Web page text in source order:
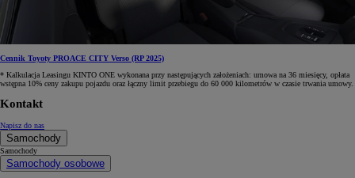
Cennik Toyoty PROACE CITY Verso (RP 2025)
* Kalkulacja Leasingu KINTO ONE wykonana przy następujących założeniach: umowa na 36 miesięcy, opłata
wstępna 10% ceny zakupu pojazdu oraz łączny limit przebiegu do 60 000 kilometrów w czasie trwania umowy.
Kontakt
Napisz do nas
Samochody
Samochody
Samochody osobowe